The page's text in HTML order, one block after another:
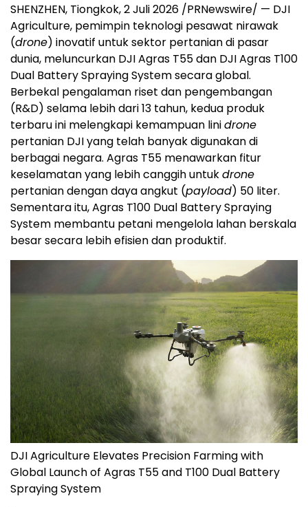
SHENZHEN, Tiongkok, 2 Juli 2026 /PRNewswire/ — DJI
Agriculture, pemimpin teknologi pesawat nirawak
(drone) inovatif untuk sektor pertanian di pasar
dunia, meluncurkan DJI Agras T55 dan DJI Agras T100
Dual Battery Spraying System secara global.
Berbekal pengalaman riset dan pengembangan
(R&D) selama lebih dari 13 tahun, kedua produk
terbaru ini melengkapi kemampuan linidrone
pertanian DJI yang telah banyak digunakan di
berbagai negara. Agras T55 menawarkan fitur
keselamatan yang lebih canggih untukdrone
pertanian dengan daya angkut (payload) 50 liter.
Sementara itu, Agras T100 Dual Battery Spraying
System membantu petani mengelola lahan berskala
besar secara lebih efisien dan produktif.
DJI Agriculture Elevates Precision Farming with
Global Launch of Agras T55 and T100 Dual Battery
Spraying System